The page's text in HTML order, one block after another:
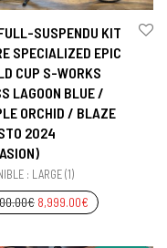
SUSPENDU KIT
SPECIALIZED EPIC
CUP S-WORKS
LAGOON BLUE /
ORCHID / BLAZE
2024
: LARGE (1)
€ 8,999.00€